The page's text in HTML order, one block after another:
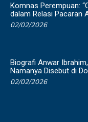
Komnas Perempuan:
dalam Relasi Pacaran
02/02/2026
Biografi Anwar
Namanya Disebut di
02/02/2026